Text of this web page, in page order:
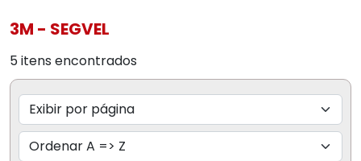
3M - SEGVEL
5 itens encontrados